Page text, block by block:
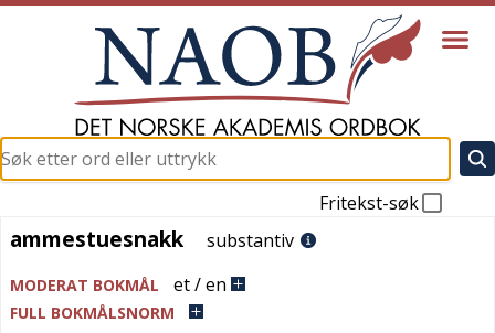
Fritekst-søk
ammestuesnakk
ammestuesnakk substantiv
MODERAT BOKMÅL et / en
FULL BOKMÅLSNORM